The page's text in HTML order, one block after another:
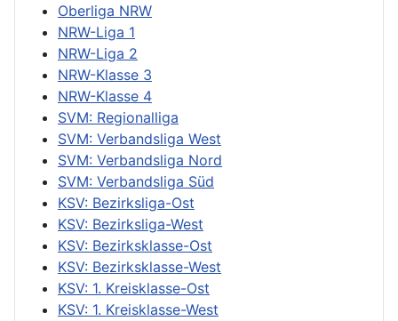
Oberliga NRW
NRW-Liga 1
NRW-Liga 2
NRW-Klasse 3
NRW-Klasse 4
SVM: Regionalliga
SVM: Verbandsliga West
SVM: Verbandsliga Nord
SVM: Verbandsliga Süd
KSV: Bezirksliga-Ost
KSV: Bezirksliga-West
KSV: Bezirksklasse-Ost
KSV: Bezirksklasse-West
KSV: 1. Kreisklasse-Ost
KSV: 1. Kreisklasse-West